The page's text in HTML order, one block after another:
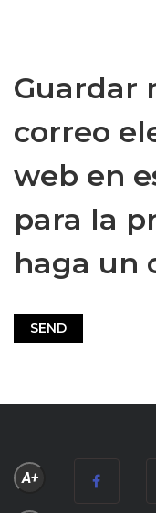
Guardar
correo
web en
para la
haga un
A+